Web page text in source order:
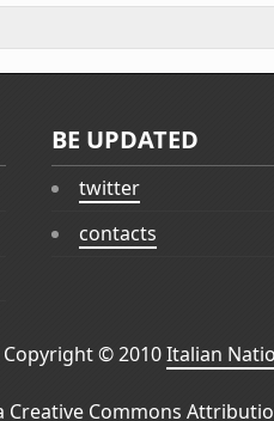
BE UPDATED
twitter
contacts
Copyright © 2010Italian
Creative Commons